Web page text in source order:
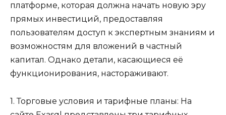
платформе, которая должна начать новую эру
прямых инвестиций, предоставляя
пользователям доступ к экспертным знаниям и
возможностям для вложений в частный
капитал. Однако детали, касающиеся её
функционирования, настораживают.
1. Торговые условия и тарифные планы: На